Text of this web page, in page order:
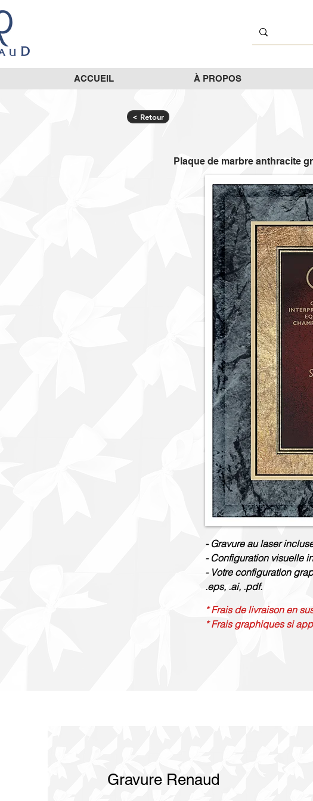
ACCUEIL À PROPOS
< Retour
Plaque de marbre anthracite
- Gravure au laser
- Configuration visuelle
- Votre configuration
.eps, .ai, .pdf.
* Frais de livraison en
* Frais graphiques si
Gravure Renaud